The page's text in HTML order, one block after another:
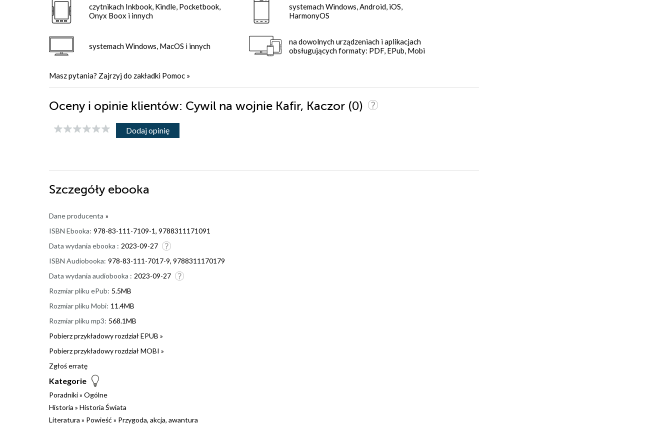
czytnikach Inkbook, Kindle, Pocketbook,
Onyx Boox i innych
systemach Windows, MacOS i innych
systemach Windows, Android, iOS,
HarmonyOS
na dowolnych urządzeniach i aplikacjach
obsługujących formaty: PDF, EPub, Mobi
Masz pytania? Zajrzyj do zakładki Pomoc »
Oceny i opinie klientów: Cywil na wojnie Kafir, Kaczor (0)
Dodaj opinię
Szczegóły ebooka
Dane producenta »
ISBN Ebooka: 978-83-111-7109-1, 9788311171091
Data wydania ebooka : 2023-09-27
ISBN Audiobooka: 978-83-111-7017-9, 9788311170179
Data wydania audiobooka : 2023-09-27
Rozmiar pliku ePub: 5.5MB
Rozmiar pliku Mobi: 11.4MB
Rozmiar pliku mp3: 568.1MB
Pobierz przykładowy rozdział EPUB »
Pobierz przykładowy rozdział MOBI »
Zgłoś erratę
Kategorie
Poradniki» Ogólne
Historia » Historia Świata
Literatura » Powieść » Przygoda, akcja, awantura